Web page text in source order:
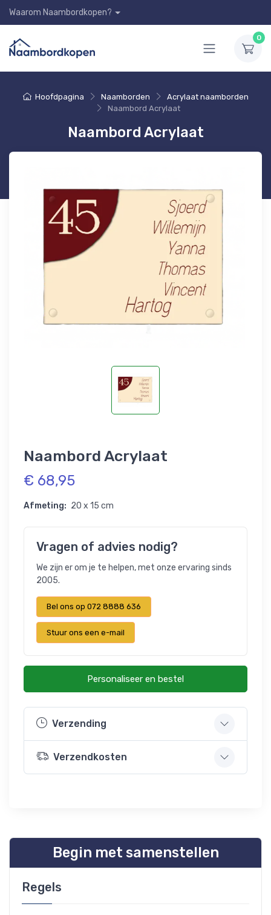
Waarom Naambordkopen?
0
Hoofdpagina Naamborden
Acrylaat naamborden
Naambord Acrylaat
Naambord Acrylaat
Naambord Acrylaat
€ 68,95
Afmeting: 20 x 15 cm
Vragen of advies nodig?
We zijn er om je te helpen, met onze ervaring sinds
2005.
Bel ons op 072 8888 636
Stuur ons een e-mail
Personaliseer en bestel
Verzending
Verzendkosten
Begin met samenstellen
Regels